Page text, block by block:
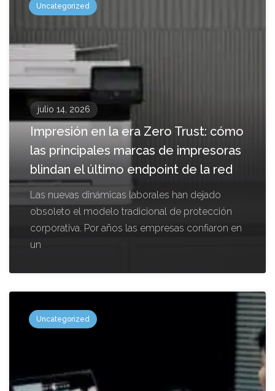
Uncategorized
julio 14, 2026
Impresión en la era Zero Trust: cómo
las principales marcas de impresoras
blindan el último endpoint de la red
Las nuevas dinámicas laborales han dejado
obsoleto el modelo tradicional de protección
corporativa. Por años las empresas confiaron en
un
Uncategorized